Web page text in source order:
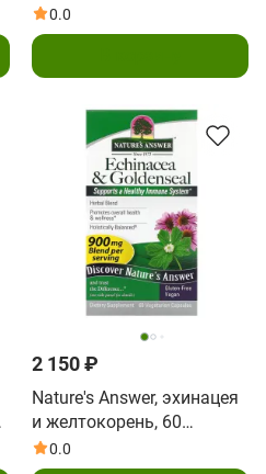
вегетарианских капсул
0.0
2 150 ₽
Nature's Answer, эхинацея
и желтокорень, 60
вегетарианских капсул
0.0